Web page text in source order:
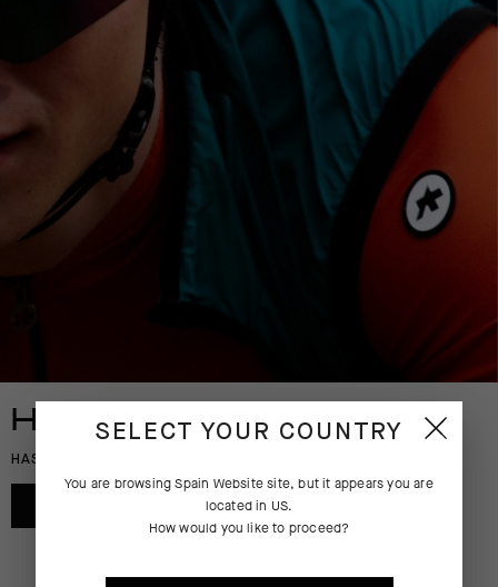
UMA GT BIB SHORTS C2
145,00 EUR
UMA GTV BIB SHORTS C2
HOMBRE
HASTA EL 50% DE DESCUENTO
SELECT YOUR COUNTRY
You are browsingSpain Websitesite, but it appears you are
located in US.
How would you like to proceed?